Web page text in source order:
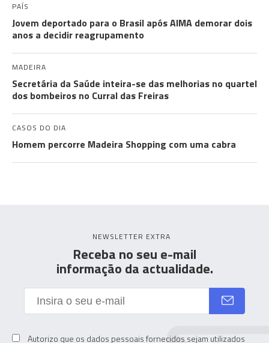
PAÍS
Jovem deportado para o Brasil após AIMA demorar dois
anos a decidir reagrupamento
MADEIRA
Secretária da Saúde inteira-se das melhorias no quartel
dos bombeiros no Curral das Freiras
CASOS DO DIA
Homem percorre Madeira Shopping com uma cabra
NEWSLETTER EXTRA
Receba no seu e-mail
informação da actualidade.
Autorizo que os dados pessoais fornecidos sejam utilizados